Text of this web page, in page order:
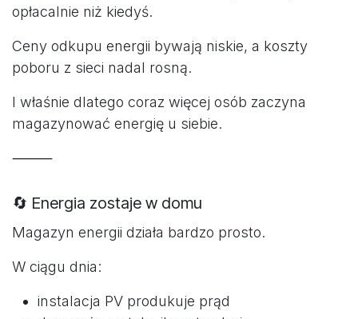
opłacalnie niż kiedyś.
Ceny odkupu energii bywają niskie, a koszty
poboru z sieci nadal rosną.
I właśnie dlatego coraz więcej osób zaczyna
magazynować energię u siebie.
⸻
🔄 Energia zostaje w domu
Magazyn energii działa bardzo prosto.
W ciągu dnia:
instalacja PV produkuje prąd